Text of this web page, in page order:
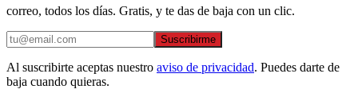
correo, todos los días. Gratis, y te das de baja con un clic.
Suscribirme
Al suscribirte aceptas nuestro aviso de privacidad. Puedes darte de
baja cuando quieras.